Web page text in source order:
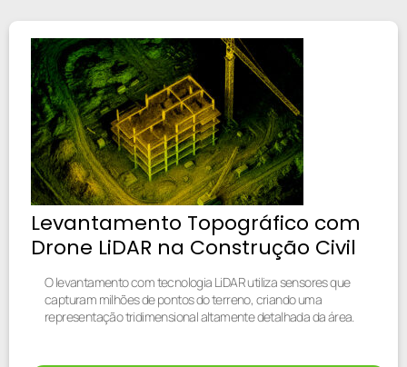
Levantamento Topográfico com
Drone LiDAR na Construção Civil
O levantamento com tecnologia LiDAR utiliza sensores que
capturam milhões de pontos do terreno, criando uma
representação tridimensional altamente detalhada da área.